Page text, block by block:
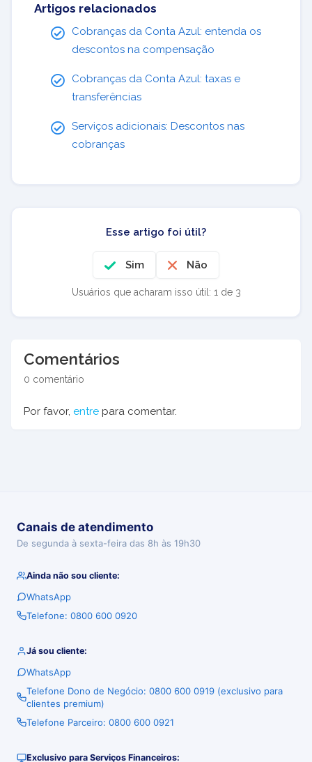
Artigos relacionados
Cobranças da Conta Azul: entenda os
descontos na compensação
Cobranças da Conta Azul: taxas e
transferências
Serviços adicionais: Descontos nas
cobranças
Esse artigo foi útil?
Sim Não
Usuários que acharam isso útil: 1 de 3
Comentários
0 comentário
Por favor, entre para comentar.
Canais de atendimento
De segunda à sexta-feira das 8h às 19h30
Ainda não sou cliente:
WhatsApp
Telefone: 0800 600 0920
Já sou cliente:
WhatsApp
Telefone Dono de Negócio: 0800 600 0919 (exclusivo para
clientes premium)
Telefone Parceiro: 0800 600 0921
Exclusivo para Serviços Financeiros: